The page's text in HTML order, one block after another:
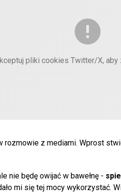
pliki cookies Twitter/X,
z mediami. Wprost
nie będę owijać w bawełnę -
mi się tej mocy wykorzystać.